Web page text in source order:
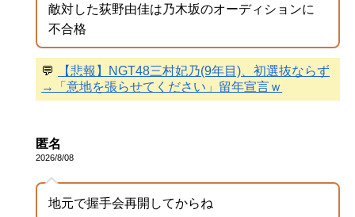
敵対した荻野由佳は乃木坂のオーディションに
不合格
💬
【悲報】NGT48三村妃乃(9年目)、初選抜ならず
→「意地を張らせてください」留年宣言ｗ
匿名
2026/8/08
地元で握手会再開してからね